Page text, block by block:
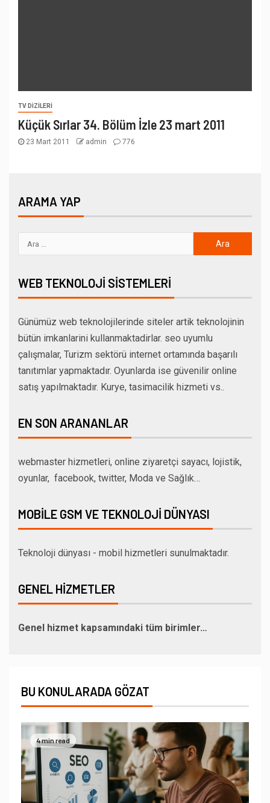
TV DIZILERI
Küçük Sırlar 34. Bölüm İzle 23 mart 2011
23 Mart 2011 admin 776
ARAMA YAP
WEB TEKNOLOJI SISTEMLERI
Günümüz web teknolojilerinde siteler artik teknolojinin
bütün imkanlarini kullanmaktadirlar. seo uyumlu
çalışmalar, Turizm sektörü internet ortamında başarılı
tanıtımlar yapmaktadır. Oyunlarda ise güvenilir online
satış yapılmaktadır. Kurye, tasimacilik hizmeti vs..
EN SON ARANANLAR
webmaster hizmetleri, online ziyaretçi sayacı, lojistik,
oyunlar, facebook, twitter, Moda ve Sağlık…
MOBILE GSM VE TEKNOLOJI DÜNYASI
Teknoloji dünyası - mobil hizmetleri sunulmaktadır.
GENEL HIZMETLER
Genel hizmet kapsamındaki tüm birimler…
BU KONULARADA GÖZAT
4 min read